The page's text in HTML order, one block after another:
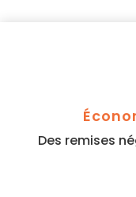
Des remises